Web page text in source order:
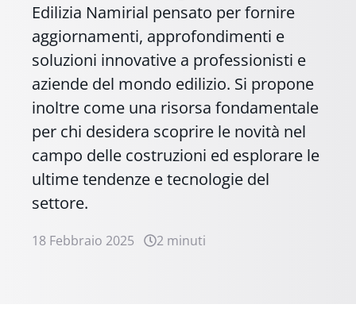
Edilizia Namirial pensato per fornire
aggiornamenti, approfondimenti e
soluzioni innovative a professionisti e
aziende del mondo edilizio. Si propone
inoltre come una risorsa fondamentale
per chi desidera scoprire le novità nel
campo delle costruzioni ed esplorare le
ultime tendenze e tecnologie del
settore.
18 Febbraio 2025 2 minuti